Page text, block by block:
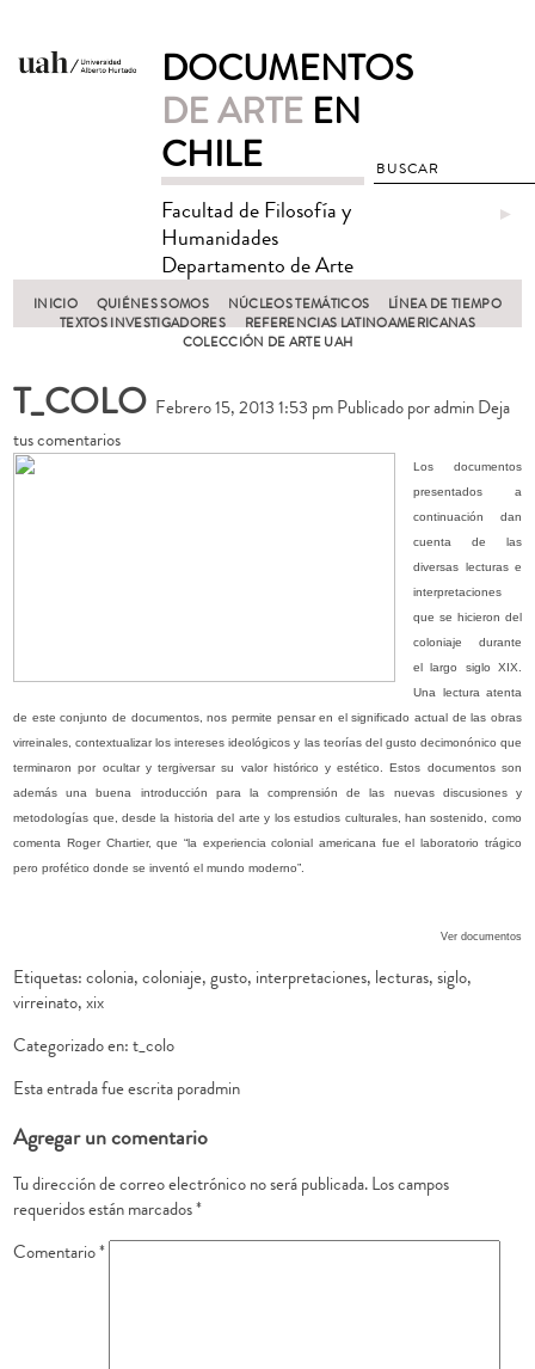
DOCUMENTOS
DE ARTE EN
CHILE
Facultad de Filosofía y
Humanidades
Departamento de Arte
►
INICIO QUIÉNES SOMOS NÚCLEOS TEMÁTICOS
LÍNEA DE TIEMPO
TEXTOS INVESTIGADORES
REFERENCIAS LATINOAMERICANAS
COLECCIÓN DE ARTE UAH
T_COLO Febrero 15, 2013 1:53 pmPublicado poradminDeja
tus comentarios
Los documentos
presentados a
continuación dan
cuenta de las
diversas lecturas e
interpretaciones
que se hicieron del
coloniaje durante
el largo siglo XIX.
Una lectura atenta
de este conjunto de documentos, nos permite pensar en el significado actual de las obras
virreinales, contextualizar los intereses ideológicos y las teorías del gusto decimonónico que
terminaron por ocultar y tergiversar su valor histórico y estético. Estos documentos son
además una buena introducción para la comprensión de las nuevas discusiones y
metodologías que, desde la historia del arte y los estudios culturales, han sostenido, como
comenta Roger Chartier, que “la experiencia colonial americana fue el laboratorio trágico
pero profético donde se inventó el mundo moderno”.
Ver documentos
Etiquetas:colonia,coloniaje,gusto, interpretaciones, lecturas,siglo,
virreinato,xix
Categorizado en:t_colo
Esta entrada fue escrita poradmin
Agregar un comentario
Tu dirección de correo electrónico no será publicada.Los campos
requeridos están marcados*
Comentario*